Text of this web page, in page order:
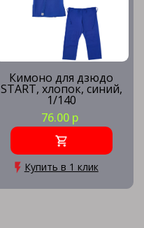
Кимоно для дзюдо
START, хлопок, синий,
1/140
76.00 р
Купить в 1 клик